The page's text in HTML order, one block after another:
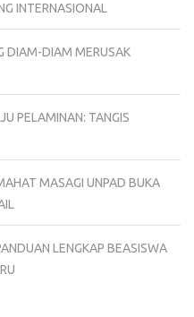
INTERNASIONAL
DIAM-DIAM MERUSAK
PELAMINAN: TANGIS
MASAGI UNPAD BUKA
LENGKAP BEASISWA